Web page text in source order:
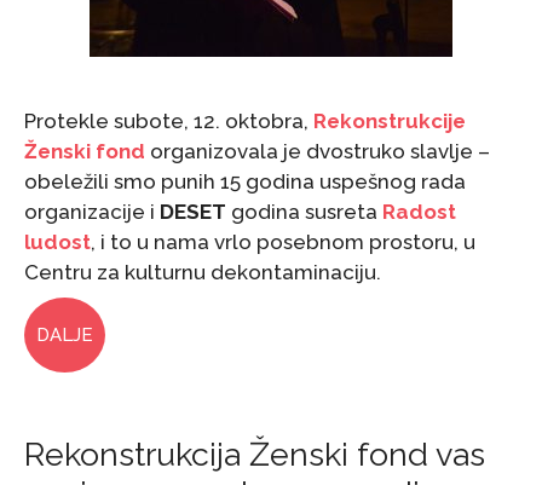
Protekle subote, 12. oktobra, Rekonstrukcije
Ženski fond organizovala je dvostruko slavlje –
obeležili smo punih 15 godina uspešnog rada
organizacije i DESET godina susreta Radost
ludost, i to u nama vrlo posebnom prostoru, u
Centru za kulturnu dekontaminaciju.
DALJE
Rekonstrukcija Ženski fond vas